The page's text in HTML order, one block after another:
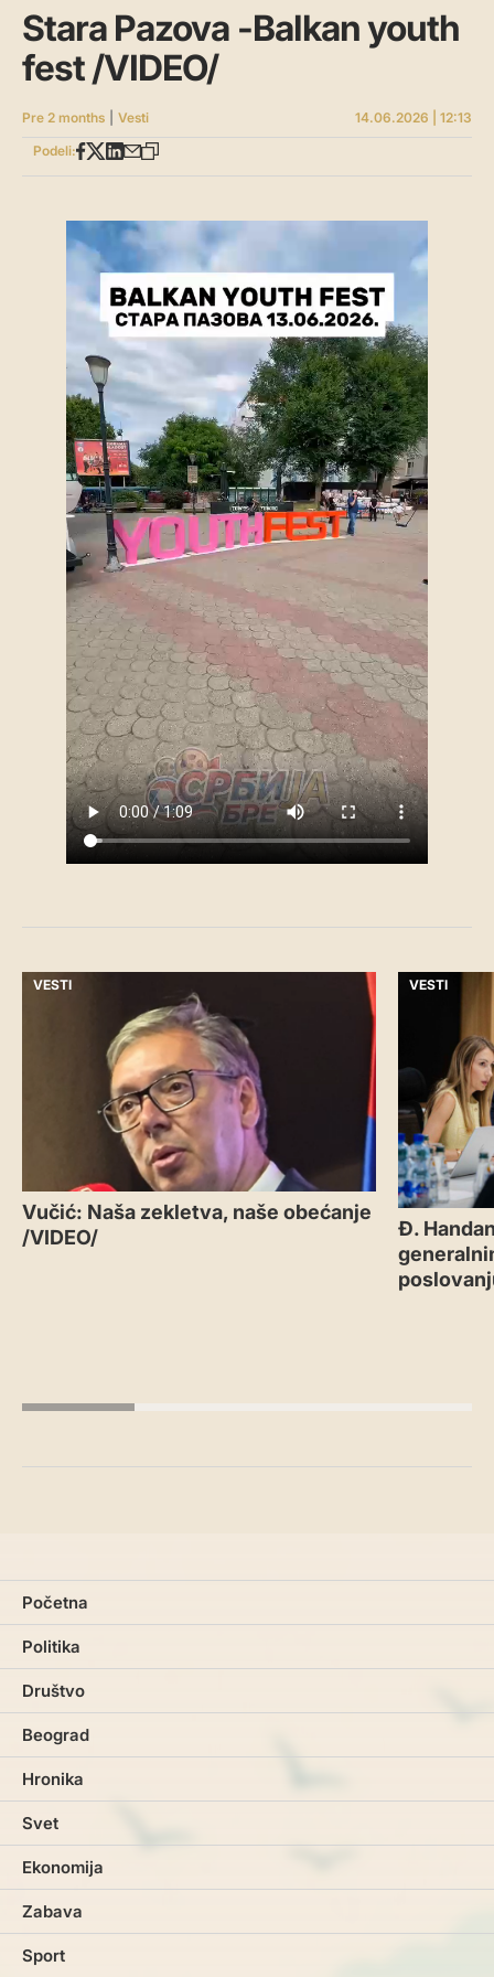
Stara Pazova -Balkan youth
fest /VIDEO/
Pre 2 months Vesti
14.06.2026 | 12:13
Podeli:
VESTI
Vučić: Naša zekletva, naše obećanje
/VIDEO/
VESTI
Đ.
Početna
Politika
Društvo
Beograd
Hronika
Svet
Ekonomija
Zabava
Sport